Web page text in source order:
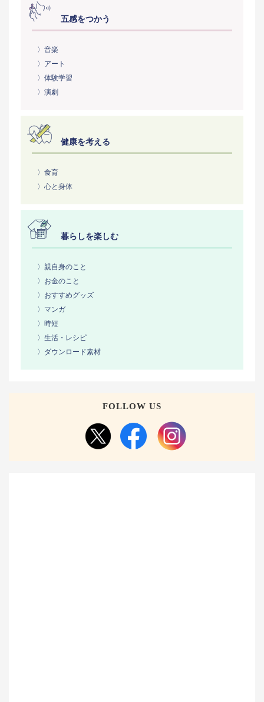
五感をつかう
〉音楽
〉アート
〉体験学習
〉演劇
健康を考える
〉食育
〉心と身体
暮らしを楽しむ
〉親自身のこと
〉お金のこと
〉おすすめグッズ
〉マンガ
〉時短
〉生活・レシピ
〉ダウンロード素材
FOLLOW US